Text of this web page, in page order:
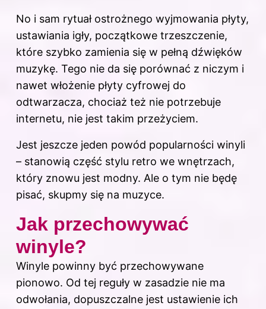
No i sam rytuał ostrożnego wyjmowania płyty,
ustawiania igły, początkowe trzeszczenie,
które szybko zamienia się w pełną dźwięków
muzykę. Tego nie da się porównać z niczym i
nawet włożenie płyty cyfrowej do
odtwarzacza, chociaż też nie potrzebuje
internetu, nie jest takim przeżyciem.
Jest jeszcze jeden powód popularności winyli
– stanowią część stylu retro we wnętrzach,
który znowu jest modny. Ale o tym nie będę
pisać, skupmy się na muzyce.
Jak przechowywać
winyle?
Winyle powinny być przechowywane
pionowo. Od tej reguły w zasadzie nie ma
odwołania, dopuszczalne jest ustawienie ich